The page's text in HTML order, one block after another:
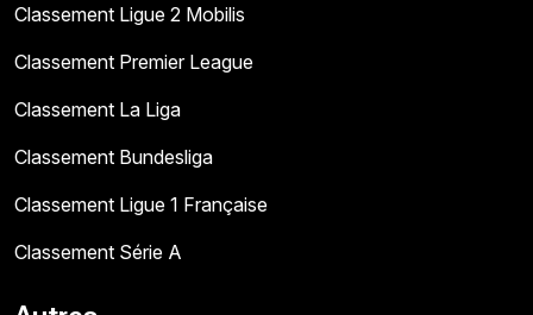
Classement Ligue 2 Mobilis
Classement Premier League
Classement La Liga
Classement Bundesliga
Classement Ligue 1 Française
Classement Série A